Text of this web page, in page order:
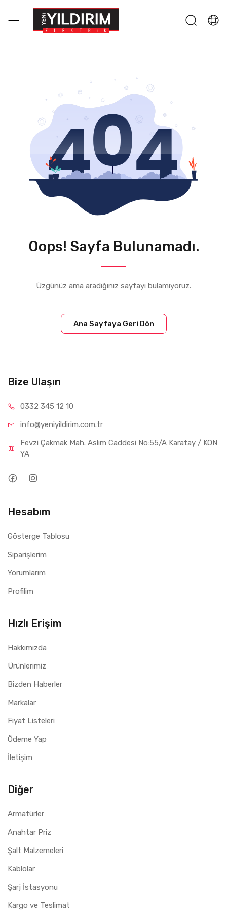
Oops! Sayfa Bulunamadı.
Üzgünüz ama aradığınız sayfayı bulamıyoruz.
Ana Sayfaya Geri Dön
Bize Ulaşın
0332 345 12 10
info@yeniyil dirim.com.tr
Fevzi Çakmak Mah. Aslım Caddesi No:55/A Karatay / KON
YA
Hesabım
Gösterge Tablosu
Siparişlerim
Yorumlarım
Profilim
Hızlı Erişim
Hakkımızda
Ürünlerimiz
Bizden Haberler
Markalar
Fiyat Listeleri
Ödeme Yap
İletişim
Diğer
Armatürler
Anahtar Priz
Şalt Malzemeleri
Kablolar
Şarj İstasyonu
Kargo ve Teslimat